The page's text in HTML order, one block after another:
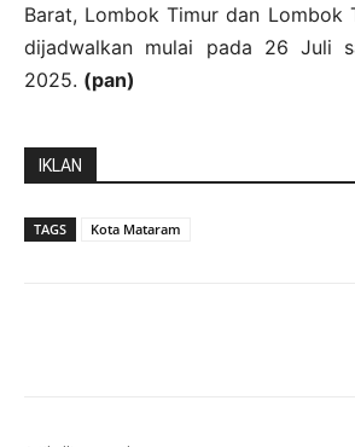
Barat, Lombok Timur dan Lombok
dijadwalkan mulai pada 26 Juli
2025. (pan)
IKLAN
TAGS Kota Mataram